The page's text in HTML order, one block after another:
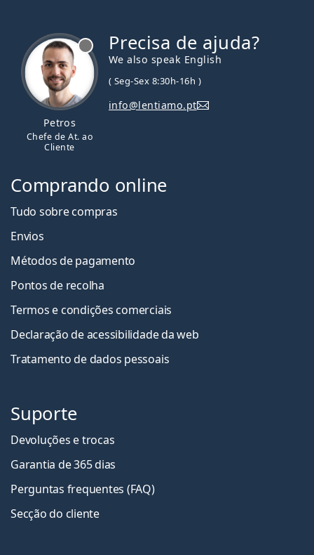
Petros
Chefe de At. ao
Cliente
Precisa de ajuda?
We also speak English
( Seg-Sex 8:30h-16h )
info@lentiamo.pt
Comprando online
Tudo sobre compras
Envios
Métodos de pagamento
Pontos de recolha
Termos e condições comerciais
Declaração de acessibilidade da web
Tratamento de dados pessoais
Suporte
Devoluções e trocas
Garantia de 365 dias
Perguntas frequentes (FAQ)
Secção do cliente